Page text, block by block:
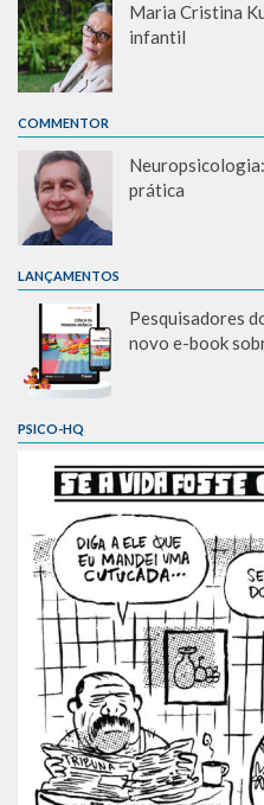
Maria Cristina
infantil
COMMENTOR
prática
LANÇAMENTOS
Pesquisadores
novo e-book
PSICO-HQ